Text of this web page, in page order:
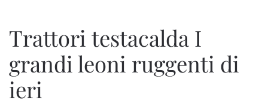
Trattori testacalda I
grandi leoni ruggenti di
ieri